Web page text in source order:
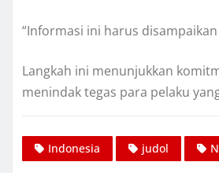
“Informasi ini harus
Langkah ini menunjukkan
menindak tegas para pelaku
Indonesia judol